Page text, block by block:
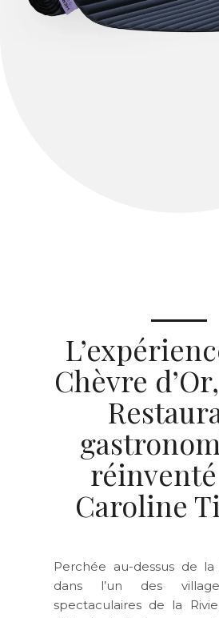
Chèvre
Caroline
Perchée au-dessus de
dans l’un des
spectaculaires de la